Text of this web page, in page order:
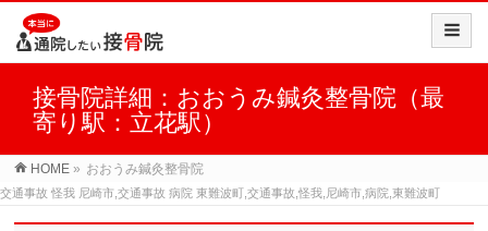
接骨院詳細：おおうみ鍼灸整骨院（最
寄り駅：立花駅）
HOME » おおうみ鍼灸整骨院
交通事故 怪我 尼崎市,交通事故 病院 東難波町,交通事故,怪我,尼崎市,病院,東難波町